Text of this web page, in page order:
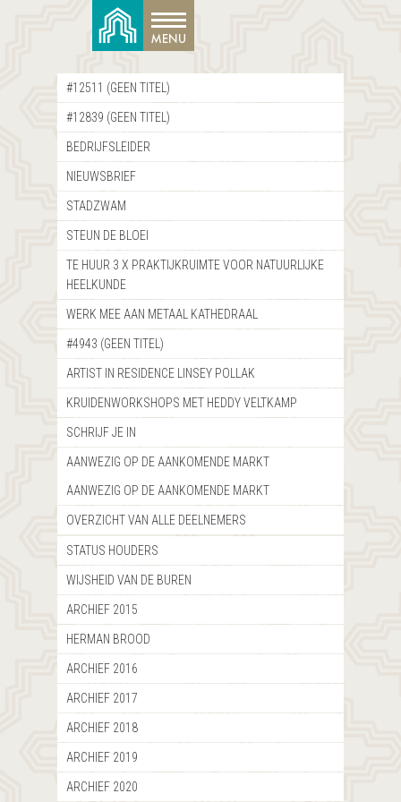
#12511 (GEEN TITEL)
#12839 (GEEN TITEL)
BEDRIJFSLEIDER
NIEUWSBRIEF
STADZWAM
STEUN DE BLOEI
TE HUUR 3 X PRAKTIJKRUIMTE VOOR NATUURLIJKE
HEELKUNDE
WERK MEE AAN METAAL KATHEDRAAL
#4943 (GEEN TITEL)
ARTIST IN RESIDENCE LINSEY POLLAK
KRUIDENWORKSHOPS MET HEDDY VELTKAMP
SCHRIJF JE IN
AANWEZIG OP DE AANKOMENDE MARKT
AANWEZIG OP DE AANKOMENDE MARKT
OVERZICHT VAN ALLE DEELNEMERS
STATUS HOUDERS
WIJSHEID VAN DE BUREN
ARCHIEF 2015
HERMAN BROOD
ARCHIEF 2016
ARCHIEF 2017
ARCHIEF 2018
ARCHIEF 2019
ARCHIEF 2020